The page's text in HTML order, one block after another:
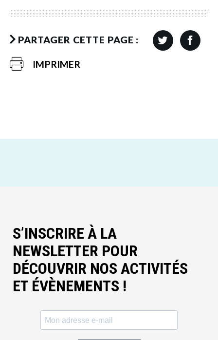
PARTAGER CETTE PAGE :
IMPRIMER
S’INSCRIRE À LA
NEWSLETTER POUR
DÉCOUVRIR NOS ACTIVITÉS
ET ÉVÈNEMENTS !